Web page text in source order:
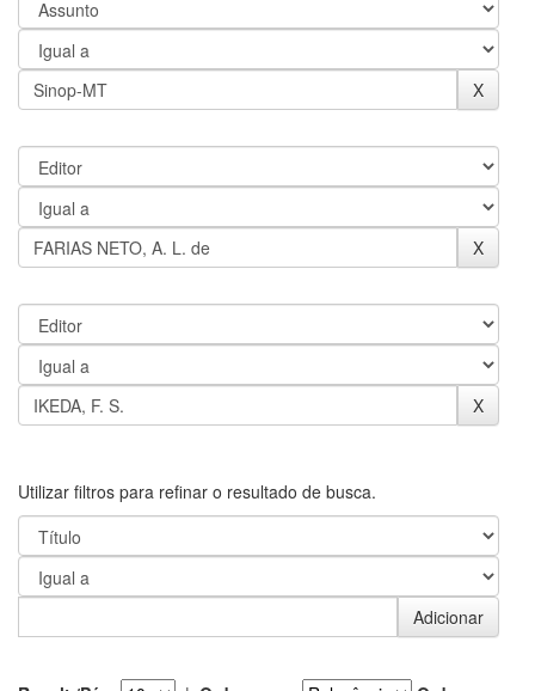
Utilizar filtros para refinar o resultado de busca.